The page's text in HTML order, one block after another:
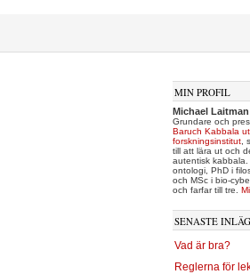
MIN PROFIL
Michael Laitman
Grundare och
Baruch Kabbala
forskningsinstitut ,
till att lära ut och
autentisk kabbala.
ontologi, PhD i
och MSc i bio-
och farfar till tre.
SENASTE
Vad är bra?
Reglerna för